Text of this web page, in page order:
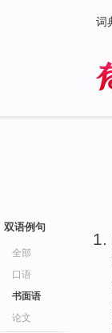
词
双语例句
全部
口语
书面语
论文